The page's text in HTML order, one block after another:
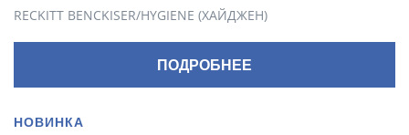
RECKITT BENCKISER/HYGIENE (ХАЙДЖЕН)
ПОДРОБНЕЕ
НОВИНКА